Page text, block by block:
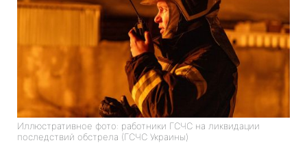
Иллюстративное фото: работники ГСЧС на ликвидации
последствий обстрела (ГСЧС Украины)